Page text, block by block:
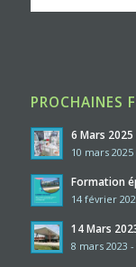
PROCHAINES
6 Mars
10 mars
Formation
14 février
14 Mars
8 mars 2023